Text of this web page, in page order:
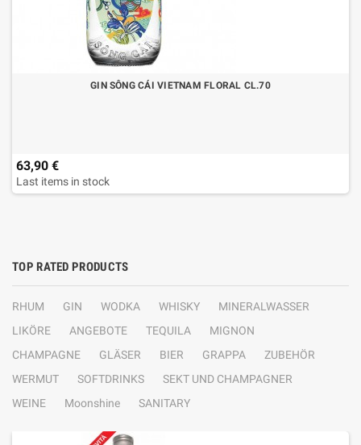
GIN SÔNG CÁI VIETNAM FLORAL CL.70
63,90 €
Last items in stock
TOP RATED PRODUCTS
RHUM GIN WODKA WHISKY
MINERALWASSER
LIKÖRE
ANGEBOTE TEQUILA
MIGNON
CHAMPAGNE
GLÄSER BIER GRAPPA
ZUBEHÖR
WERMUT
SOFTDRINKS
SEKT UND CHAMPAGNER
WEINE
Moonshine SANITARY